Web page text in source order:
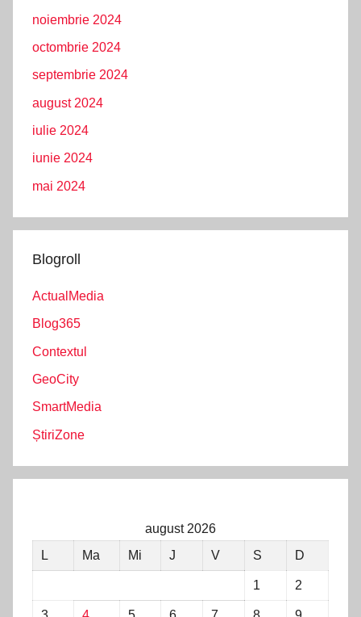
noiembrie 2024
octombrie 2024
septembrie 2024
august 2024
iulie 2024
iunie 2024
mai 2024
Blogroll
ActualMedia
Blog365
Contextul
GeoCity
SmartMedia
ȘtiriZone
august 2026
L
Ma Mi J V S D
1 2